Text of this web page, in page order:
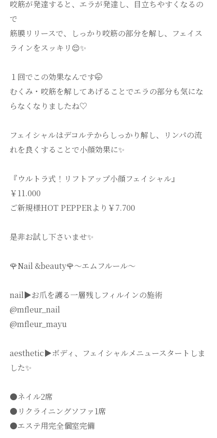
咬筋が発達すると、エラが発達し、目立ちやすくなるの
で
筋膜リリースで、しっかり咬筋の部分を解し、フェイス
ラインをスッキリ😌✨
１回でこの効果なんです🤭
むくみ・咬筋を解してあげることでエラの部分も気にな
らなくなりましたね♡
フェイシャルはデコルテからしっかり解し、リンパの流
れを良くすることで小顔効果に✨
『ウルトラ式！リフトアップ小顔フェイシャル』
￥11.000
ご新規様HOT PEPPERより￥7.700
是非お試し下さいませ✨
🌹Nail &beauty🌹〜エムフルール〜
nail▶︎お爪を護る一層残しフィルインの施術
@mfleur_nail
@mfleur_mayu
aesthetic▶︎ボディ、フェイシャルメニュースタートしま
した✨
●ネイル2席
●リクライニングソファ1席
●エステ用完全個室完備